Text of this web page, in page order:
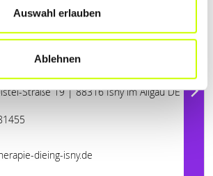
Auswahl erlauben
Ablehnen
GEORG
Straße 19| 88316 Isny im Allgäu DE
dieing-isny.de